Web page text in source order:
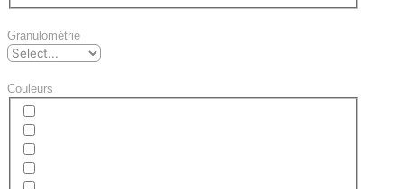
Granulométrie
Couleurs